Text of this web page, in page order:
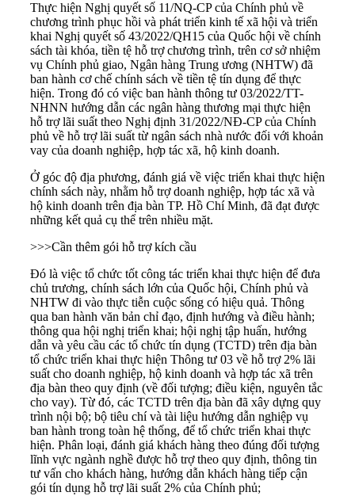
Thực hiện Nghị quyết số 11/NQ-CP của Chính phủ về
chương trình phục hồi và phát triển kinh tế xã hội và triển
khai Nghị quyết số 43/2022/QH15 của Quốc hội về chính
sách tài khóa, tiền tệ hỗ trợ chương trình, trên cơ sở nhiệm
vụ Chính phủ giao, Ngân hàng Trung ương (NHTW) đã
ban hành cơ chế chính sách về tiền tệ tín dụng để thực
hiện. Trong đó có việc ban hành thông tư 03/2022/TT-
NHNN hướng dẫn các ngân hàng thương mại thực hiện
hỗ trợ lãi suất theo Nghị định 31/2022/NĐ-CP của Chính
phủ về hỗ trợ lãi suất từ ngân sách nhà nước đối với khoản
vay của doanh nghiệp, hợp tác xã, hộ kinh doanh.
Ở góc độ địa phương, đánh giá về việc triển khai thực hiện
chính sách này, nhằm hỗ trợ doanh nghiệp, hợp tác xã và
hộ kinh doanh trên địa bàn TP. Hồ Chí Minh, đã đạt được
những kết quả cụ thể trên nhiều mặt.
>>>Cần thêm gói hỗ trợ kích cầu
Đó là việc tổ chức tốt công tác triển khai thực hiện để đưa
chủ trương, chính sách lớn của Quốc hội, Chính phủ và
NHTW đi vào thực tiễn cuộc sống có hiệu quả. Thông
qua ban hành văn bản chỉ đạo, định hướng và điều hành;
thông qua hội nghị triển khai; hội nghị tập huấn, hướng
dẫn và yêu cầu các tổ chức tín dụng (TCTD) trên địa bàn
tổ chức triển khai thực hiện Thông tư 03 về hỗ trợ 2% lãi
suất cho doanh nghiệp, hộ kinh doanh và hợp tác xã trên
địa bàn theo quy định (về đối tượng; điều kiện, nguyên tắc
cho vay). Từ đó, các TCTD trên địa bàn đã xây dựng quy
trình nội bộ; bộ tiêu chí và tài liệu hướng dẫn nghiệp vụ
ban hành trong toàn hệ thống, để tổ chức triển khai thực
hiện. Phân loại, đánh giá khách hàng theo đúng đối tượng
lĩnh vực ngành nghề được hỗ trợ theo quy định, thông tin
tư vấn cho khách hàng, hướng dẫn khách hàng tiếp cận
gói tín dụng hỗ trợ lãi suất 2% của Chính phủ;